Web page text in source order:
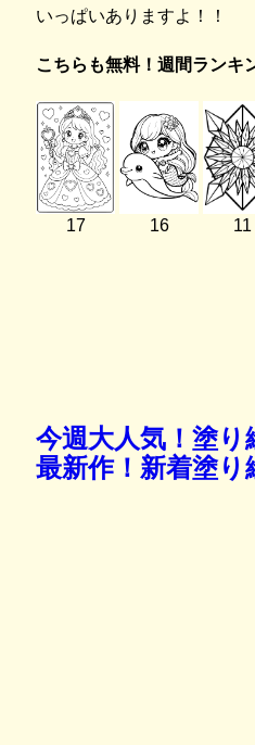
いっぱいありますよ！！
こちらも無料！週間ランキ
17 16 11
今週大人気！塗
最新作！新着塗り